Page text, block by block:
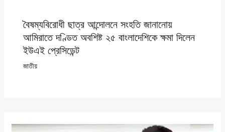
বৈষম্যবিরোধী ছাত্র আন্দোলনে সংহতি জানানোয়
আমিরাতে দণ্ডিত অবশিষ্ট ২৫ বাংলাদেশিকে ক্ষমা দিলেন
ইউএই প্রেসিডেন্ট
জাতীয়